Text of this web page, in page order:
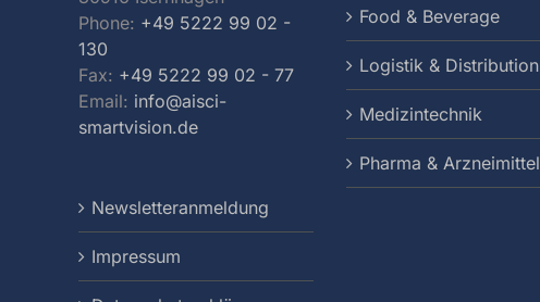
Phone: +49 5222 99 02 -
130
Fax: +49 5222 99 02 - 77
Email: info@aisci-
smartvision.de
Newsletteranmeldung
Impressum
Food & Beverage
Logistik & Distribution
Medizintechnik
Pharma & Arzneimittel